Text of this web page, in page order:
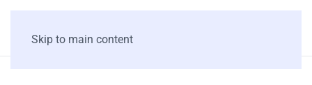
Skip to main content